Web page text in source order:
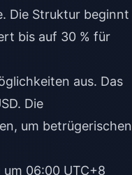
Die Struktur beginnt
bis auf 30 % für
aus. Das
Die
um betrügerischen
06:00 UTC+8